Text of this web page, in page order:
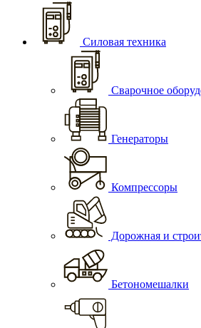
Силовая техника
Сварочное
Генераторы
Компрессоры
Дорожная и
Бетономешалки